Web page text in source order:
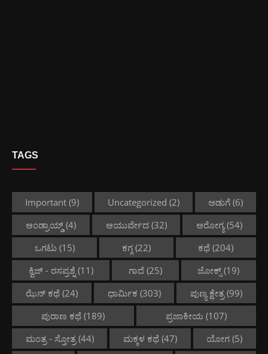
TAGS
Important (9) Uncategorized (2) ಅಡುಗೆ (6)
ಆಂಡ್ರಾಯ್ಡ್(4) ಆಯುರ್ವೇದ(32) ಆರೋಗ್ಯ(54)
ಒಗಟು(15) ಕಗ್ಗ(22) ಕಥೆ (204)
ಕ್ವಿಜ್ - ರಸಪ್ರಶ್ನೆ(11) ಗಾದೆ(25) ಜೋಕ್ಸ್(19)
ಝೆನ್ ಕಥೆ(24) ಧಾರ್ಮಿಕ (303) ಪುಣ್ಯ ಕ್ಷೇತ್ರ(99)
ಪುರಾಣ ಕಥೆ (189) ಪ್ರಜಾಕೀಯ (107)
ಮಂತ್ರ - ಸ್ತೋತ್ರ(44) ಮಕ್ಕಳ ಕಥೆ(47) ಯೋಗ (5)